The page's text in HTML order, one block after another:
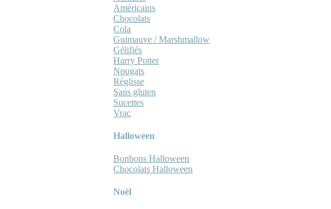
Américains
Chocolats
Cola
Guimauve / Marshmallow
Gélifiés
Harry Potter
Nougats
Réglisse
Sans gluten
Sucettes
Vrac
Halloween
Bonbons Halloween
Chocolats Halloween
Noël